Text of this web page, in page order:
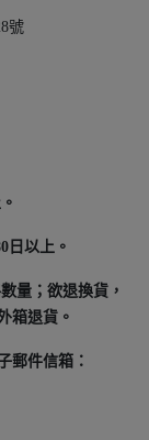
號
日以上。
量；欲退換貨，
箱退貨。
郵件信箱：